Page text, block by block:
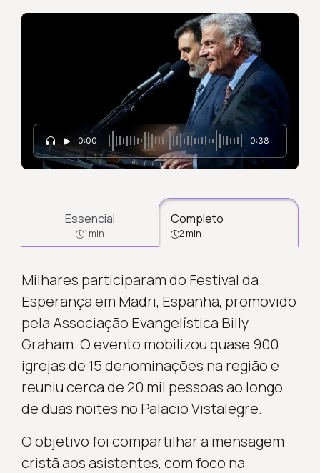
0:00 0:38
Essencial
1 min
Completo
2 min
Milhares participaram do Festival da
Esperança em Madri, Espanha, promovido
pela Associação Evangelística Billy
Graham. O evento mobilizou quase 900
igrejas de 15 denominações na região e
reuniu cerca de 20 mil pessoas ao longo
de duas noites no Palacio Vistalegre.
O objetivo foi compartilhar a mensagem
cristã aos asistentes, com foco na